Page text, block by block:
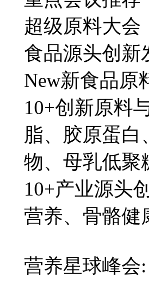
超级原料大会
食品源头创新
New新食品原
10+创新原料
脂、胶原蛋
物、母乳低
10+产业源头
营养、骨骼
营养星球峰会: